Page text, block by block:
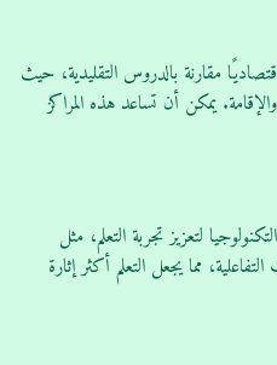
مقارنة بالدروس التقليدية، حيث
يمكن أن تساعد هذه المراكز
لتعزيز تجربة التعلم، مثل
مما يجعل التعلم أكثر إثارة